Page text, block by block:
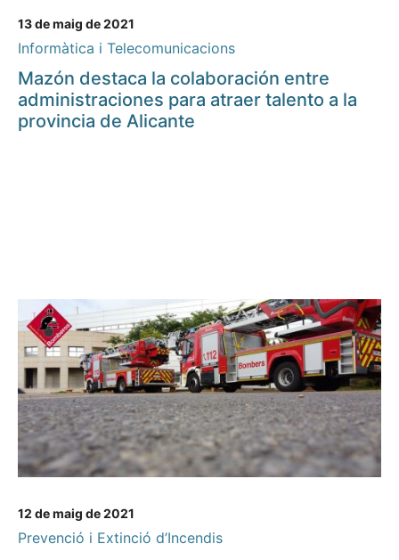
13 de maig de 2021
Informàtica i Telecomunicacions
Mazón destaca la colaboración entre
administraciones para atraer talento a la
provincia de Alicante
12 de maig de 2021
Prevenció i Extinció d’Incendis